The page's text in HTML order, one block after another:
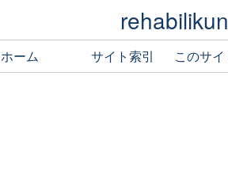
rehabilikun
ホーム サイト索引